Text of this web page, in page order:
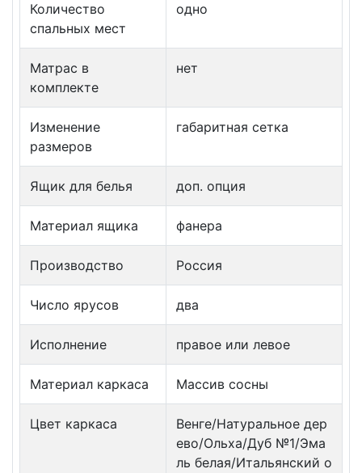
Количество
спальных мест
одно
Матрас в
комплекте
нет
Изменение
размеров
габаритная сетка
Ящик для белья доп. опция
Материал ящика фанера
Производство Россия
Число ярусов два
Исполнение правое или левое
Материал каркаса Массив сосны
Цвет каркаса
Венге/Натуральное дер
ево/Ольха/Дуб №1/Эма
ль белая/Итальянский о